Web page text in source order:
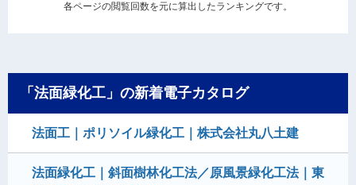
各ページの閲覧回数を元に算出したランキングです。
「法面緑化工」の新着電子カタログ
法面工｜ポリソイル緑化工｜株式会社丸八土建
法面緑化工｜斜面樹林化工法／原風景緑化工法｜東